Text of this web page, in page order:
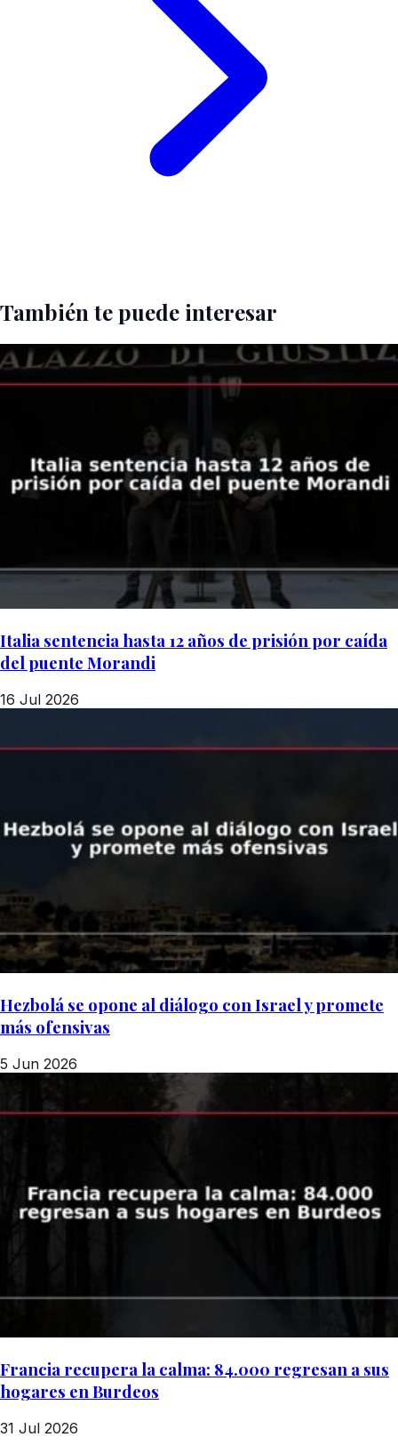
También te puede interesar
Italia sentencia hasta 12 años de prisión por caída
del puente Morandi
16 Jul 2026
Hezbolá se opone al diálogo con Israel y promete
más ofensivas
5 Jun 2026
Francia recupera la calma: 84.000 regresan a sus
hogares en Burdeos
31 Jul 2026